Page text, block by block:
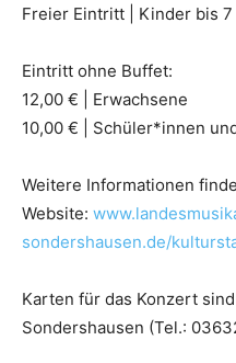
Freier Eintritt | Kinder bis 7
Eintritt ohne Buffet:
12,00 € | Erwachsene
10,00 € | Schüler*innen
Weitere Informationen
Website:
sondershausen.de/
Karten für das Konzert
Sondershausen (Tel.: